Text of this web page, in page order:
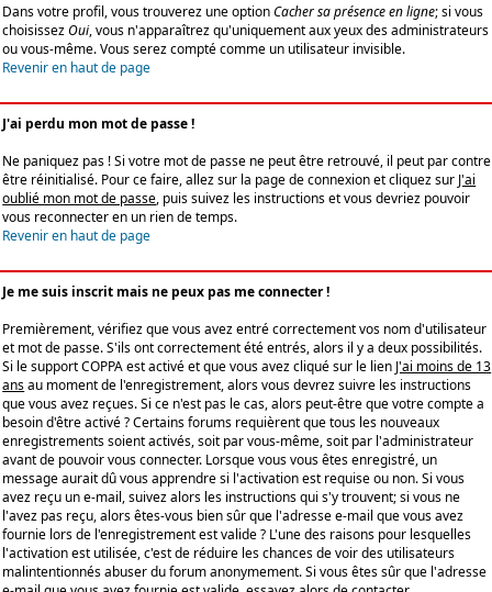
Dans votre profil, vous trouverez une optionCacher sa présence en ligne; si vous
choisissezOui, vous n'apparaîtrez qu'uniquement aux yeux des administrateurs
ou vous-même. Vous serez compté comme un utilisateur invisible.
Revenir en haut de page
J'ai perdu mon mot de passe !
Ne paniquez pas ! Si votre mot de passe ne peut être retrouvé, il peut par contre
être réinitialisé. Pour ce faire, allez sur la page de connexion et cliquez sur J'ai
oublié mon mot de passe, puis suivez les instructions et vous devriez pouvoir
vous reconnecter en un rien de temps.
Revenir en haut de page
Je me suis inscrit mais ne peux pas me connecter !
Premièrement, vérifiez que vous avez entré correctement vos nom d'utilisateur
et mot de passe. S'ils ont correctement été entrés, alors il y a deux possibilités.
Si le support COPPA est activé et que vous avez cliqué sur le lien J'ai moins de 13
ansau moment de l'enregistrement, alors vous devrez suivre les instructions
que vous avez reçues. Si ce n'est pas le cas, alors peut-être que votre compte a
besoin d'être activé ? Certains forums requièrent que tous les nouveaux
enregistrements soient activés, soit par vous-même, soit par l'administrateur
avant de pouvoir vous connecter. Lorsque vous vous êtes enregistré, un
message aurait dû vous apprendre si l'activation est requise ou non. Si vous
avez reçu un e-mail, suivez alors les instructions qui s'y trouvent; si vous ne
l'avez pas reçu, alors êtes-vous bien sûr que l'adresse e-mail que vous avez
fournie lors de l'enregistrement est valide ? L'une des raisons pour lesquelles
l'activation est utilisée, c'est de réduire les chances de voir des utilisateurs
malintentionnés abuser du forum anonymement. Si vous êtes sûr que l'adresse